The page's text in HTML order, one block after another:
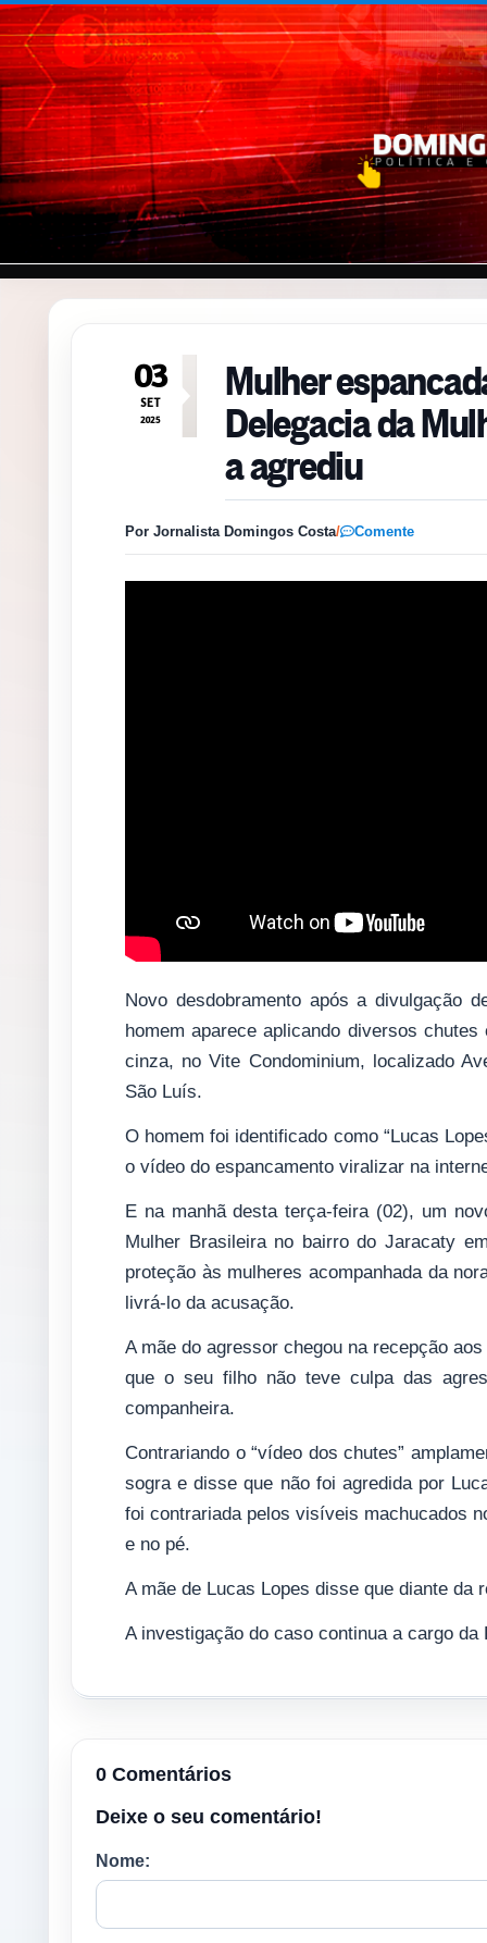
Pular para o conteúdo
03
SET
2025
Mulher
Delegacia da
a agrediu
Por Jornalista Domingos Costa/ Comente
Novo desdobramento após a divulgação
homem aparece aplicando diversos
cinza, no Vite Condominium, localizado
São Luís.
O homem foi identificado como “Lucas
o vídeo do espancamento viralizar na
E na manhã desta terça-feira (02), um
Mulher Brasileira no bairro do Jaracaty
proteção às mulheres acompanhada da
livrá-lo da acusação.
A mãe do agressor chegou na recepção
que o seu filho não teve culpa das
companheira.
Contrariando o “vídeo dos chutes”
sogra e disse que não foi agredida por
foi contrariada pelos visíveis machucados
e no pé.
A mãe de Lucas Lopes disse que diante da
A investigação do caso continua a cargo
0 Comentários
Deixe o seu comentário!
Nome: